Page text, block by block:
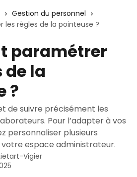
Gestion du personnel
règles de la pointeuse ?
paramétrer
de la
?
de suivre précisément les
Pour l’adapter à vos
personnaliser plusieurs
espace administrateur.
Vigier